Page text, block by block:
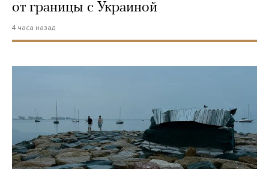
от границы с Украиной
4 часа назад